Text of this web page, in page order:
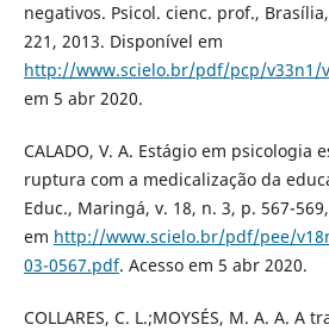
negativos. Psicol. cienc. prof.,
221, 2013. Disponível em
http://www.scielo.br/pdf/pcp/v33n1/
em 5 abr 2020.
CALADO, V. A. Estágio em psicologia
ruptura com a medicalização da
Educ., Maringá, v. 18, n. 3, p. 567-
em http://www.scielo.br/pdf/pee/
03-0567.pdf. Acesso em 5 abr 2020.
COLLARES, C. L.;MOYSÉS, M. A. A. A